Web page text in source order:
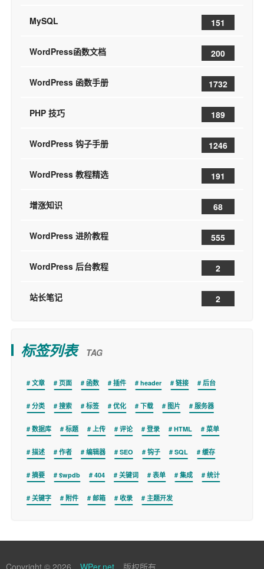
MySQL 151
WordPress函数文档 200
WordPress 函数手册 1732
PHP 技巧 189
WordPress 钩子手册 1246
WordPress 教程精选 191
增涨知识 68
WordPress 进阶教程 555
WordPress 后台教程 2
站长笔记 2
标签列表 TAG
文章 页面 函数 插件 header 链接 后台
分类 搜索 标签 优化 下载 图片 服务器
数据库 标题 上传 评论 登录 HTML 菜单
描述 作者 编辑器 SEO 钩子 SQL 缓存
摘要 $wpdb 404 关键词 表单 集成 统计
关键字 附件 邮箱 收录 主题开发